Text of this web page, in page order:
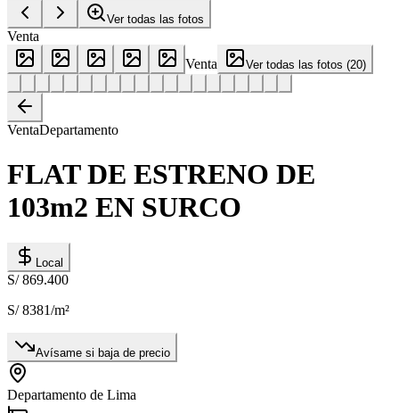
Ver todas las fotos
Venta
Venta
Ver todas las fotos (20)
VentaDepartamento
FLAT DE ESTRENO DE
103m2 EN SURCO
Local
S/ 869.400
S/ 8381/m²
Avísame si baja de precio
Departamento de Lima